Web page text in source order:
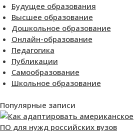
Будущее образования
Высшее образование
Дошкольное образование
Онлайн-образование
Педагогика
Публикации
Самообразование
Школьное образование
Популярные записи